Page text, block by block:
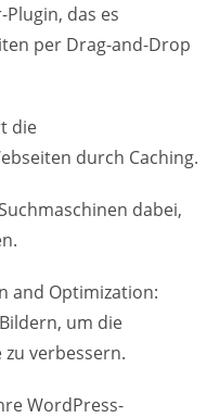
das es
per Drag-and-Drop
die
durch Caching.
dabei,
and Optimization:
um die
verbessern.
WordPress-